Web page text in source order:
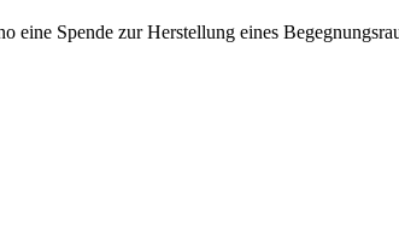
Spende zur Herstellung eines